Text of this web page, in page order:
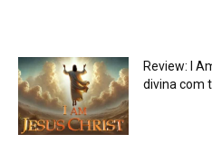
Review: I
divina com